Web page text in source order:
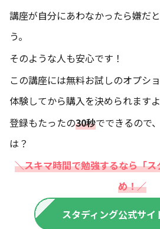
講座が自分にあわなかったら嫌だ
う。
そのような人も安心です！
この講座には無料お試しのオプシ
体験してから購入を決められますよ
登録もたったの30秒でできるので
は？
＼スキマ時間で勉強するなら「
め！／
スタディング公式サイ